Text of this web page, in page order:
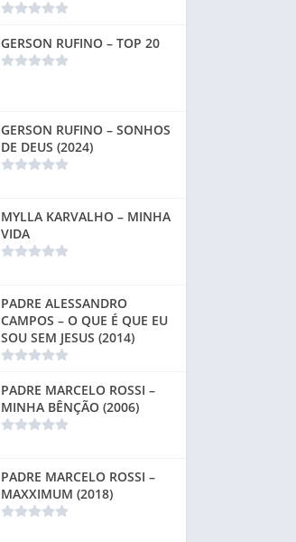
GERSON RUFINO – TOP 20
GERSON RUFINO – SONHOS
DE DEUS (2024)
MYLLA KARVALHO – MINHA
VIDA
PADRE ALESSANDRO
CAMPOS – O QUE É QUE EU
SOU SEM JESUS (2014)
PADRE MARCELO ROSSI –
MINHA BÊNÇÃO (2006)
PADRE MARCELO ROSSI –
MAXXIMUM (2018)